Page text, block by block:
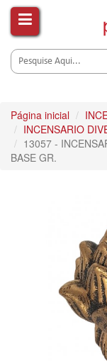
Página inicial
INCENSARIO
13057 -
BASE GR.